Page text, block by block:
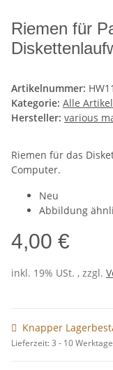
Riemen für
Artikelnummer:
Kategorie: Alle Artikel
Hersteller: various
Riemen für das
Computer.
Neu
Abbildung
4,00 €
inkl. 19% USt. , zzgl.
Knapper
Lieferzeit:3 - 10 Werktage